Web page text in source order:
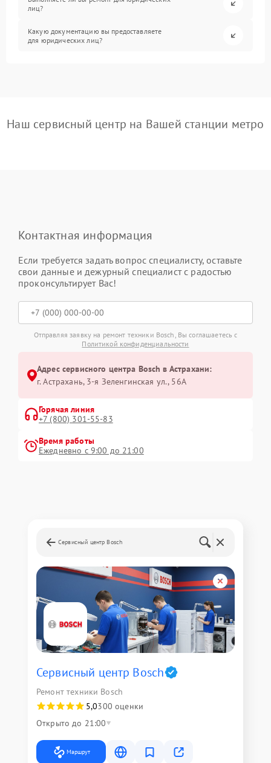
лиц?
Какую документацию вы предоставляете
для юридических лиц?
Наш сервисный центр на Вашей станции метро
Контактная информация
Если требуется задать вопрос специалисту, оставьте
свои данные и дежурный специалист с радостью
проконсультирует Вас!
Отправляя заявку на ремонт техники Bosch, Вы соглашаетесь с
Политикой конфиденциальности
Адрес сервисного центра Bosch в Астрахани:
г. Астрахань, 3-я Зеленгинская ул., 56А
Горячая линия
+7 (800) 301-55-83
Время работы
Ежедневно с 9:00 до 21:00
Сервисный центр Bosch
Сервисный центр Bosch
Ремонт техники Bosch
5,0300 оценки
Открыто до 21:00
Маршрут